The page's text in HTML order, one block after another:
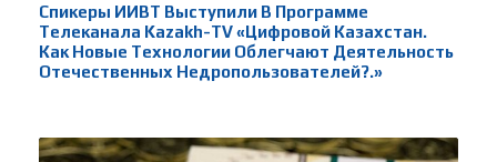
Спикеры ИИВТ Выступили В Программе
Телеканала Kazakh-TV «Цифровой Казахстан.
Как Новые Технологии Облегчают Деятельность
Отечественных Недропользователей?.»